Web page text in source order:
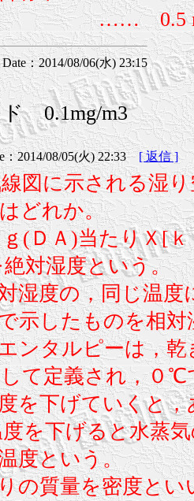
0.5 ml
：2014/08/06(水) 23:15
0.1mg/m3
2014/08/05(火) 22:33[ 返信 ]
図に示される湿
どれか。
(ＤＡ)当たりＸ[
対湿度という。
湿度の，同じ温度
示したものを相対
ンタルピーは，乾
て定義され，０
を下げていくと，
を下げると水蒸
度という。
の質量を密度とい